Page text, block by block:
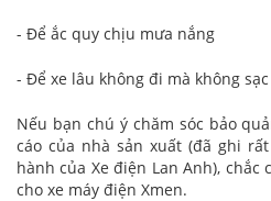
- Để ắc quy chịu mưa nắng
- Để xe lâu không đi mà không
Nếu bạn chú ý chăm sóc bảo
cáo của nhà sản xuất (đã ghi
hành của Xe điện Lan Anh),
cho xe máy điện Xmen.